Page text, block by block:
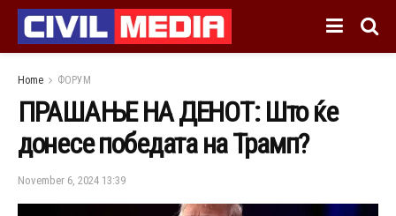
Home ФОРУМ
ПРАШАЊЕ НА ДЕНОТ: Што ќе
донесе победата на Трамп?
November 6, 2024 13:39